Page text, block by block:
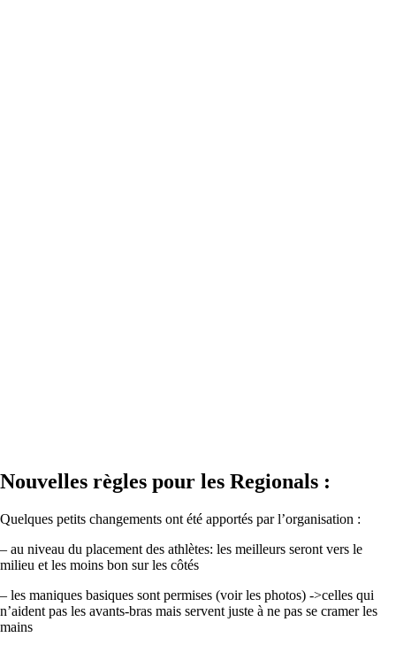
Nouvelles règles pour les Regionals :
Quelques petits changements ont été apportés par l’organisation :
– au niveau du placement des athlètes: les meilleurs seront vers le
milieu et les moins bon sur les côtés
– les maniques basiques sont permises (voir les photos) ->celles qui
n’aident pas les avants-bras mais servent juste à ne pas se cramer les
mains